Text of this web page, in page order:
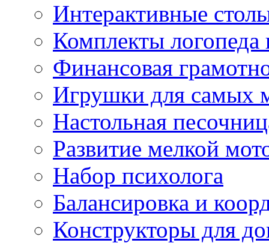
Интерактивные
Комплекты логопеда
Финансовая
Игрушки для самых
Настольная
Развитие мелкой
Набор психолога
Балансировка и
Конструкторы для